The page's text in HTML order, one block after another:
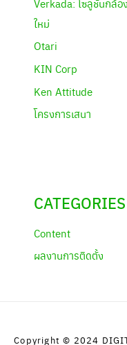
Verkada: โซลูชันกล้
ใหม่
Otari
KIN Corp
Ken Attitude
โครงการเสนา
CATEGORIES
Content
ผลงานการติดตั้ง
Copyright © 2024